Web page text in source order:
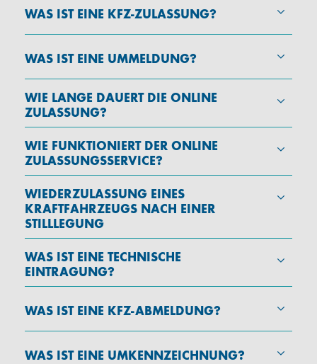
WAS IST EINE KFZ-ZULASSUNG?
WAS IST EINE UMMELDUNG?
WIE LANGE DAUERT DIE ONLINE
ZULASSUNG?
WIE FUNKTIONIERT DER ONLINE
ZULASSUNGSSERVICE?
WIEDERZULASSUNG EINES
KRAFTFAHRZEUGS NACH EINER
STILLLEGUNG
WAS IST EINE TECHNISCHE
EINTRAGUNG?
WAS IST EINE KFZ-ABMELDUNG?
WAS IST EINE UMKENNZEICHNUNG?